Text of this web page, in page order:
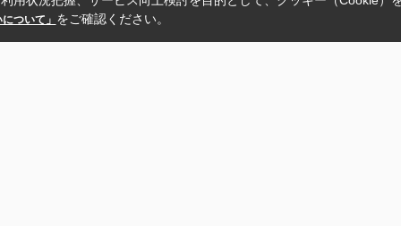
ついて」 をご確認ください。